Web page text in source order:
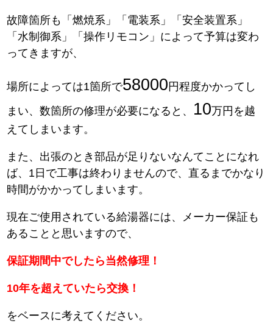
故障箇所も「燃焼系」「電装系」「安全装置系」
「水制御系」「操作リモコン」によって予算は変わ
ってきますが、
場所によっては1箇所で58000 円程度かかってし
まい、数箇所の修理が必要になると、 10万円を越
えてしまいます。
また、出張のとき部品が足りないなんてことになれ
ば、1日で工事は終わりませんので、直るまでかなり
時間がかかってしまいます。
現在ご使用されている給湯器には、メーカー保証も
あることと思いますので、
保証期間中でしたら当然修理！
10年を超えていたら交換！
をベースに考えてください。